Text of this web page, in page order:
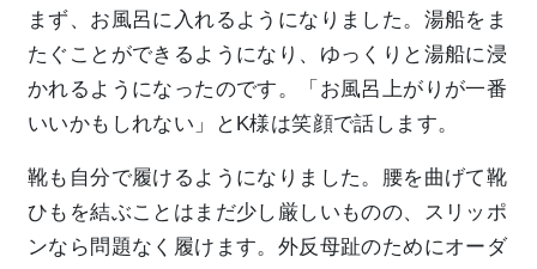
まず、お風呂に入れるようになりました。湯船をま
たぐことができるようになり、ゆっくりと湯船に浸
かれるようになったのです。「お風呂上がりが一番
いいかもしれない」とK様は笑顔で話します。
靴も自分で履けるようになりました。腰を曲げて靴
ひもを結ぶことはまだ少し厳しいものの、スリッポ
ンなら問題なく履けます。外反母趾のためにオーダ